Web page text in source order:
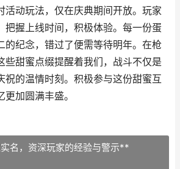
活动玩法，仅在庆典期间开放。玩家
把握上线时间，积极体验。每一份蛋
的纪念，错过了便需等待明年。在枪
些甜蜜点缀提醒着我们，战斗不仅是
祝的温情时刻。积极参与这份甜蜜互
加圆满丰盛。
名，资深玩家的经验与警示**